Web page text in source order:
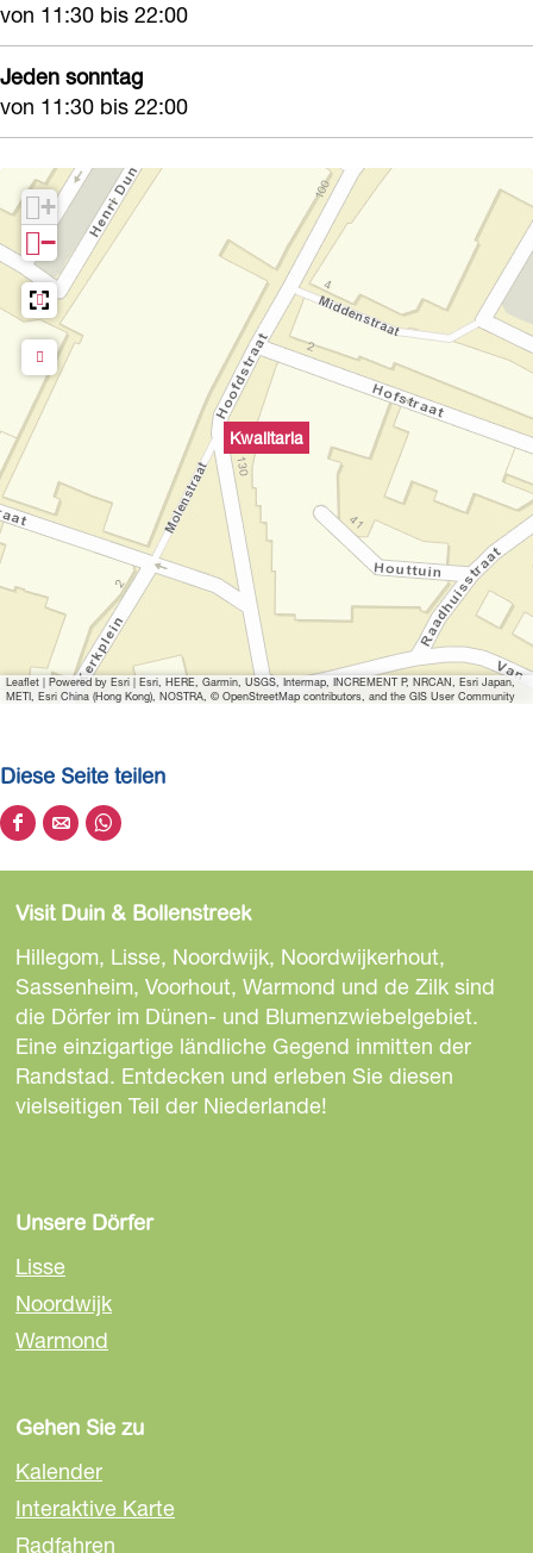
von 11:30 bis 22:00
Jeden sonntag
von 11:30 bis 22:00
Kwalitaria
+
−
Leaflet | Powered by Esri | Esri, HERE, Garmin, USGS, Intermap, INCREMENT P, NRCAN, Esri Japan,
METI, Esri China (Hong Kong), NOSTRA, © OpenStreetMap contributors, and the GIS User Community
Diese Seite teilen
D
i
s
e
S
e
i
t
e
l
e
n
a
u
a
c
e
b
D
i
s
e
S
e
i
t
e
l
n
a
u
m
a
i
l
D
i
s
e
S
e
i
t
e
l
a
u
h
a
t
s
Visit Duin & Bollenstreek
Hillegom, Lisse, Noordwijk, Noordwijkerhout,
Sassenheim, Voorhout, Warmond und de Zilk sind
die Dörfer im Dünen- und Blumenzwiebelgebiet.
Eine einzigartige ländliche Gegend inmitten der
Randstad. Entdecken und erleben Sie diesen
vielseitigen Teil der Niederlande!
Unsere Dörfer
Lisse
Noordwijk
Warmond
Gehen Sie zu
Kalender
Interaktive Karte
Radfahren